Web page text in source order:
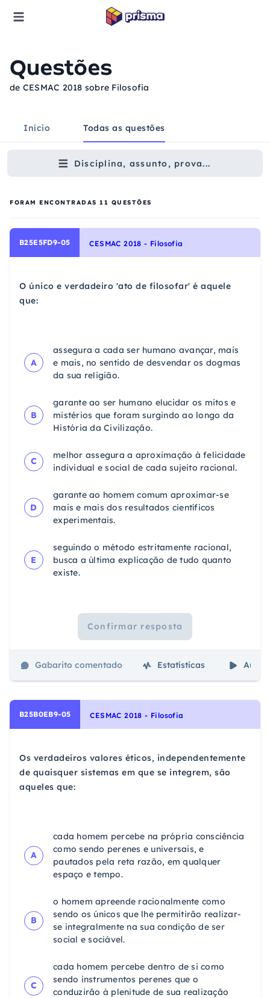
Questões
de CESMAC 2018 sobre Filosofia
Início Todas as questões
Disciplina, assunto, prova...
FORAM ENCONTRADAS 11 QUESTÕES
B25E5FD9-05 CESMAC 2018 - Filosofia
O único e verdadeiro 'ato de filosofar' é aquele
que:
A
assegura a cada ser humano avançar, mais
e mais, no sentido de desvendar os dogmas
da sua religião.
B
garante ao ser humano elucidar os mitos e
mistérios que foram surgindo ao longo da
História da Civilização.
C
melhor assegura a aproximação à felicidade
individual e social de cada sujeito racional.
D
garante ao homem comum aproximar-se
mais e mais dos resultados científicos
experimentais.
E
seguindo o método estritamente racional,
busca a última explicação de tudo quanto
existe.
Confirmar resposta
Gabarito comentado Estatísticas Aulas
B25B0EB9-05 CESMAC 2018 - Filosofia
Os verdadeiros valores éticos, independentemente
de quaisquer sistemas em que se integrem, são
aqueles que:
A
cada homem percebe na própria consciência
como sendo perenes e universais, e
pautados pela reta razão, em qualquer
espaço e tempo.
B
o homem apreende racionalmente como
sendo os únicos que lhe permitirão realizar-
se integralmente na sua condição de ser
social e sociável.
C
cada homem percebe dentro de si como
sendo instrumentos perenes que o
conduzirão à plenitude de sua realização